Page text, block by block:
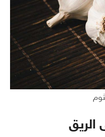
الريق